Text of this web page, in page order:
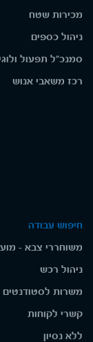
מכירות שטח
ניהול כספים
סמנכ"ל תפעול
רכז משאבי אנוש
חיפוש עבודה
משוחררי צבא -
ניהול רכש
משרות לסטודנטים
קשרי לקוחות
ללא נסיון